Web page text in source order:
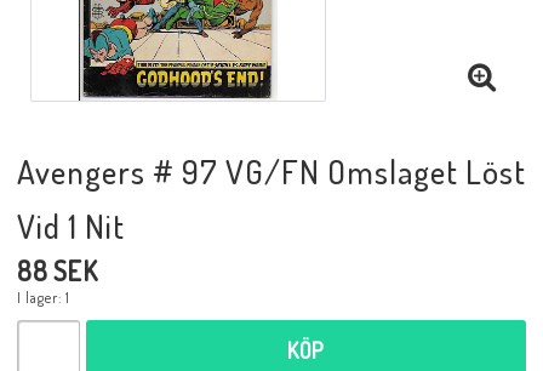
Mynt och Sedlar
Samlartillbehör
Serier Sverige
Avengers # 97 VG/FN Omslaget Löst
Vid 1 Nit
88 SEK
I lager: 1
KÖP